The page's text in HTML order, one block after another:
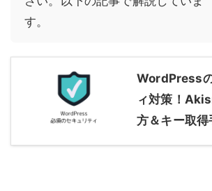
す。
WordPress
ィ対策！
方＆キー取得